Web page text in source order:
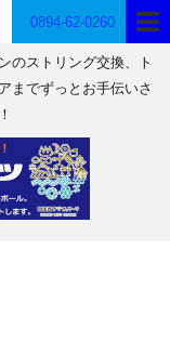
0894-62-0260
のストリング交換、ト
までずっとお手伝いさ